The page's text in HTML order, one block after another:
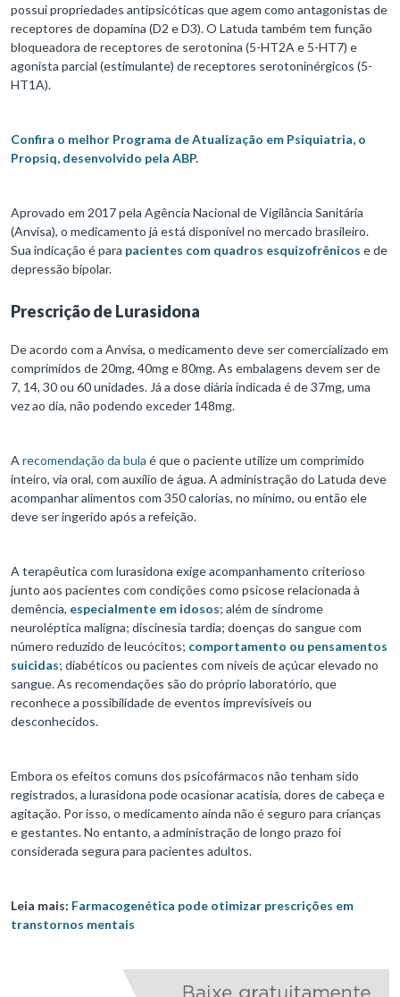
possui propriedades antipsicóticas que agem como antagonistas de
receptores de dopamina (D2 e D3). O Latuda também tem função
bloqueadora de receptores de serotonina (5-HT2A e 5-HT7) e
agonista parcial (estimulante) de receptores serotoninérgicos (5-
HT1A).
Confira o melhor Programa de Atualização em Psiquiatria, o
Propsiq, desenvolvido pela ABP.
Aprovado em 2017 pela Agência Nacional de Vigilância Sanitária
(Anvisa), o medicamento já está disponível no mercado brasileiro.
Sua indicação é para pacientes com quadros esquizofrênicos e de
depressão bipolar.
Prescrição de Lurasidona
De acordo com a Anvisa, o medicamento deve ser comercializado em
comprimidos de 20mg, 40mg e 80mg. As embalagens devem ser de
7, 14, 30 ou 60 unidades. Já a dose diária indicada é de 37mg, uma
vez ao dia, não podendo exceder 148mg.
A recomendação da bula é que o paciente utilize um comprimido
inteiro, via oral, com auxílio de água. A administração do Latuda deve
acompanhar alimentos com 350 calorias, no mínimo, ou então ele
deve ser ingerido após a refeição.
A terapêutica com lurasidona exige acompanhamento criterioso
junto aos pacientes com condições como psicose relacionada à
demência, especialmente em idosos; além de síndrome
neuroléptica maligna; discinesia tardia; doenças do sangue com
número reduzido de leucócitos; comportamento ou pensamentos
suicidas; diabéticos ou pacientes com níveis de açúcar elevado no
sangue. As recomendações são do próprio laboratório, que
reconhece a possibilidade de eventos imprevisíveis ou
desconhecidos.
Embora os efeitos comuns dos psicofármacos não tenham sido
registrados, a lurasidona pode ocasionar acatisia, dores de cabeça e
agitação. Por isso, o medicamento ainda não é seguro para crianças
e gestantes. No entanto, a administração de longo prazo foi
considerada segura para pacientes adultos.
Leia mais: Farmacogenética pode otimizar prescrições em
transtornos mentais